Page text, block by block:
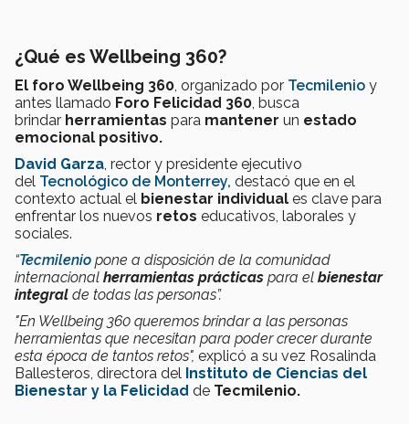
¿Qué es Wellbeing 360?
El foro Wellbeing 360 , organizado por Tecmilenio y
antes llamado Foro Felicidad 360 , busca
brindar herramientas para mantener un estado
emocional positivo.
David Garza , rector y presidente ejecutivo
del Tecnológico de Monterrey, destacó que en el
contexto actual el bienestar individual es clave para
enfrentar los nuevos retos educativos, laborales y
sociales.
“Tecmilenio pone a disposición de la comunidad
internacional herramientas prácticas para el bienestar
integral de todas las personas”.
"En Wellbeing 360 queremos brindar a las personas
herramientas que necesitan para poder crecer durante
esta época de tantos retos", explicó a su vez Rosalinda
Ballesteros, directora del Instituto de Ciencias del
Bienestar y la Felicidad de Tecmilenio.